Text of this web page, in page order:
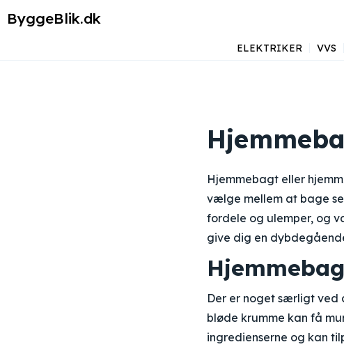
ByggeBlik.dk
ELEKTRIKER VVS
Hjemmebagt eller
vælge mellem at bage
fordele og ulemper, og
give dig en
Der er noget særligt ved
bløde krumme kan få
ingredienserne og kan